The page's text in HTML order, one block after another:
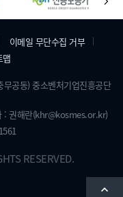
다
음
이메일 무단수집 거부
맵
공동) 중소벤처기업진흥공단
: 권해란(khr@kosmes.or.kr)
RESERVED.